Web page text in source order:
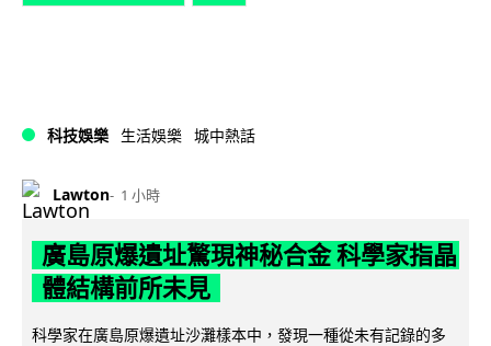
科技娛樂 生活娛樂 城中熱話
Lawton 1 小時
廣島原爆遺址驚現神秘合金 科學家指晶
體結構前所未見
科學家在廣島原爆遺址沙灘樣本中，發現一種從未有記錄的多